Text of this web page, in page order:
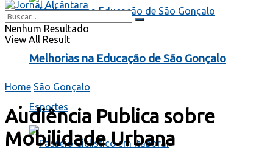
Melhorias na Educação de São Gonçalo
Esportes
Nenhum Resultado
View All Result
Home São Gonçalo
Audiência Publica sobre
Mobilidade Urbana